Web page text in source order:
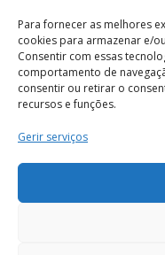
Para fornecer as melhores
cookies para armazenar e/
Consentir com essas
comportamento de
consentir ou retirar o
recursos e funções.
Gerir serviços
Termos e
os direitos